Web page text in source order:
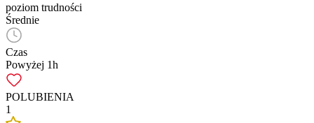
poziom trudności
Średnie
Czas
Powyżej 1h
POLUBIENIA
1